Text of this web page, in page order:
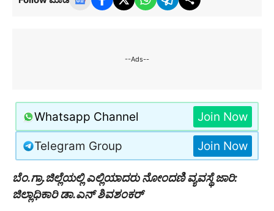
--Ads--
Whatsapp Channel Join Now
Telegram Group Join Now
ಬೆಂ.ಗ್ರಾ.ಜಿಲ್ಲೆಯಲ್ಲಿ ಎಲ್ಲಿಯಾದರು ನೋಂದಣಿ ವ್ಯವಸ್ಥೆ ಜಾರಿ:
ಜಿಲ್ಲಾಧಿಕಾರಿ ಡಾ.ಎನ್ ಶಿವಶಂಕರ್